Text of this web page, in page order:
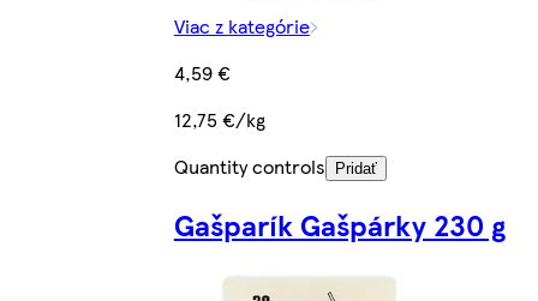
Viac z kategórie
4,59 €
12,75 €/kg
Quantity controls
Pridať
Gašparík Gašpárky 230 g